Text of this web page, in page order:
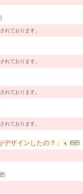
れております。
れております。
れております。
れております。
ザインしたの？」